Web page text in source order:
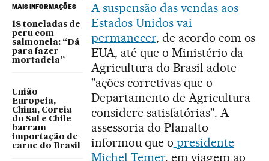
MAIS INFORMAÇÕES
18 toneladas de
peru com
salmonela: “Dá
para fazer
mortadela”
União
Europeia,
China, Coreia
do Sul e Chile
barram
importação de
carne do Brasil
A suspensão das vendas aos
Estados Unidos vai
permanecer, de acordo com os
EUA, até que o Ministério da
Agricultura do Brasil adote
"ações corretivas que o
Departamento de Agricultura
considere satisfatórias". A
assessoria do Planalto
informou que o presidente
Michel Temer, em viagem ao